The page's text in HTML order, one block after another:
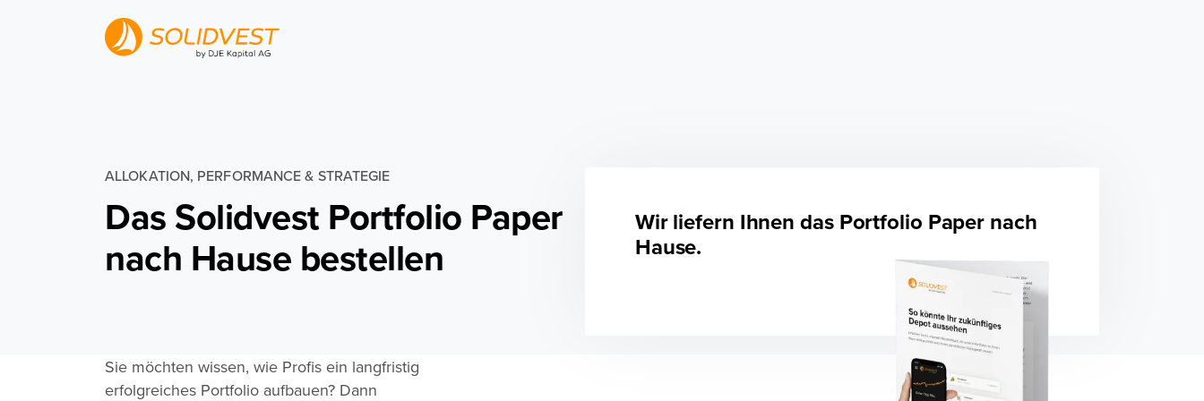
ALLOKATION, PERFORMANCE & STRATEGIE
Das Solidvest Portfolio Paper
nach Hause bestellen
Sie möchten wissen, wie Profis ein langfristig
erfolgreiches Portfolio aufbauen? Dann
Wir liefern Ihnen das Portfolio Paper nach
Hause.